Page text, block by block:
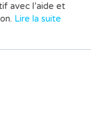
avec l’aide et
Lire la suite